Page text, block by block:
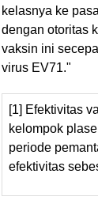
kelasnya ke
dengan otoritas
vaksin ini
virus EV71."
[1] Efektivitas
kelompok
periode
efektivitas